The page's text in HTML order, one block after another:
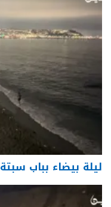
ليلة بيضاء بباب سبتة